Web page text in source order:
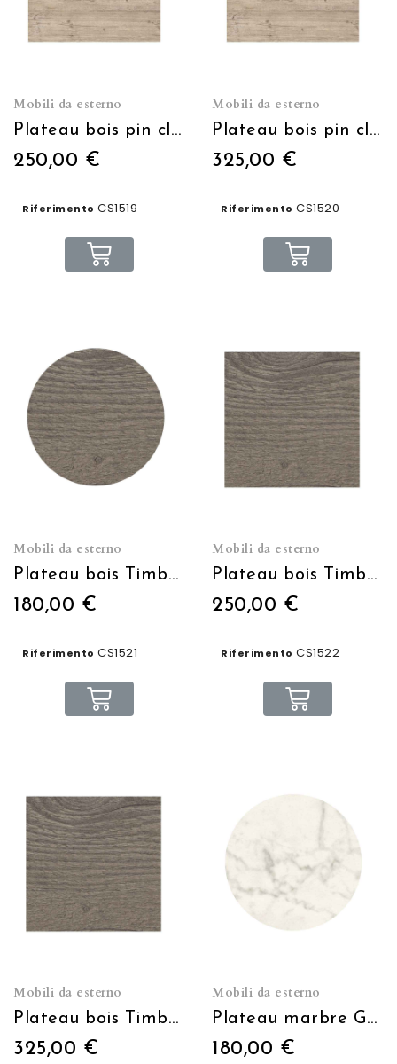
Mobili da esterno
Plateau bois pin clair 60x60cm
250,00 €
Riferimento CS1519
Mobili da esterno
Plateau bois pin clair 70x70cm
325,00 €
Riferimento CS1520
Mobili da esterno
Plateau bois Timber vintage Ø60cm
180,00 €
Riferimento CS1521
Mobili da esterno
Plateau bois Timber 60x60cm
250,00 €
Riferimento CS1522
Mobili da esterno
Plateau bois Timber 70X70cm
325,00 €
Mobili da esterno
Plateau marbre Gênes blanc Ø60cm
180,00 €